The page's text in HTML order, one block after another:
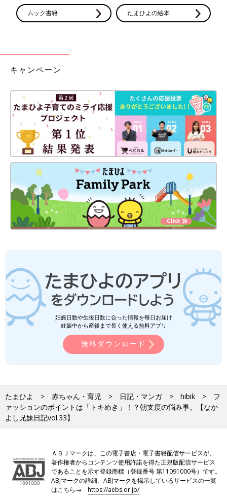
ムック書籍 たまひよの絵本
キャンペーン
妊娠日数や生後日数に合った情報を毎日お届け
妊娠中から産後まで長く使える無料アプリ
無料ダウンロード
たまひよ 赤ちゃん・育児 日記・マンガ hibik
フ
ァッションのポイントは「トキめき」！？朝支度の悩み事。【なか
よし兄妹日記vol.33】
ＡＢＪマークは、この電子書店・電子書籍配信サービスが、
著作権者からコンテンツ使用許諾を得た正規版配信サービス
であることを示す登録商標（登録番号 第11091000号）です。
ABJマークの詳細、ABJマークを掲示しているサービスの一覧
はこちら→https://aebs.or.jp/